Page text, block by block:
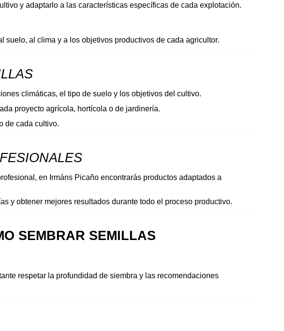
y adaptarlo a las características específicas de cada explotación.
al clima y a los objetivos productivos de cada agricultor.
climáticas, el tipo de suelo y los objetivos del cultivo.
proyecto agrícola, hortícola o de jardinería.
de cada cultivo.
en Irmáns Picaño encontrarás productos adaptados a
y obtener mejores resultados durante todo el proceso productivo.
SEMBRAR SEMILLAS
respetar la profundidad de siembra y las recomendaciones